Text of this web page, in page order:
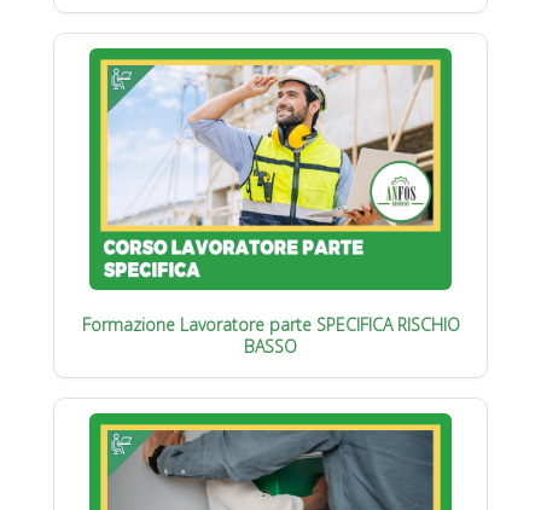
Formazione Lavoratore parte SPECIFICA RISCHIO
BASSO